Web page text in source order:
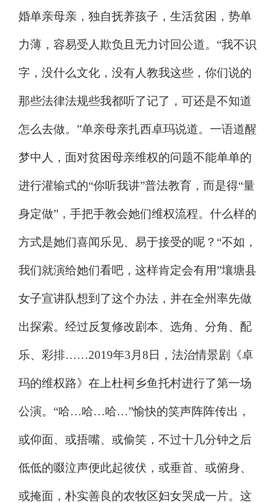
婚单亲母亲，独自抚养孩子，生活贫困，势单
力薄，容易受人欺负且无力讨回公道。 “我不识
字，没什么文化，没有人教我这些，你们说的
那些法律法规些我都听了记了，可还是不知道
怎么去做。 ”单亲母亲扎西卓玛说道。一语道醒
梦中人，面对贫困母亲维权的问题不能单单的
进行灌输式的“你听我讲”普法教育，而是得“量
身定做” ，手把手教会她们维权流程。什么样的
方式是她们喜闻乐见、易于接受的呢？ “不如，
我们就演给她们看吧，这样肯定会有用”壤塘县
女子宣讲队想到了这个办法，并在全州率先做
出探索。经过反复修改剧本、选角、分角、配
乐、彩排……2019年3 月8日，法治情景剧《卓
玛的维权路》在上杜柯乡鱼托村进行了第一场
公演。 “哈…哈…哈…”愉快的笑声阵阵传出，
或仰面、或捂嘴、或偷笑，不过十几分钟之后
低低的啜泣声便此起彼伏，或垂首、或俯身、
或掩面，朴实善良的农牧区妇女哭成一片。这